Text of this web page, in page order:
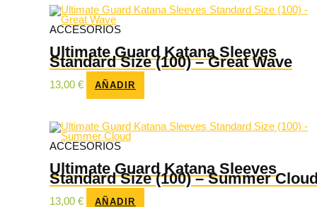
ACCESORIOS
Ultimate Guard Katana Sleeves
Standard Size (100) – Great Wave
13,00 € AÑADIR
ACCESORIOS
Ultimate Guard Katana Sleeves
Standard Size (100) – Summer
13,00 € AÑADIR